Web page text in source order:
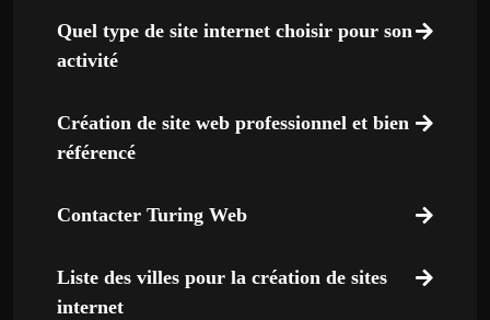
Quel type de site internet choisir pour son
activité
Création de site web professionnel et bien
référencé
Contacter Turing Web
Liste des villes pour la création de sites
internet